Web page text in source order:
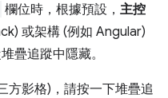
欄位時，根據預設， 主控
或架構 (例如 Angular)
疊追蹤中隱藏。
方影格)，請按一下堆疊追